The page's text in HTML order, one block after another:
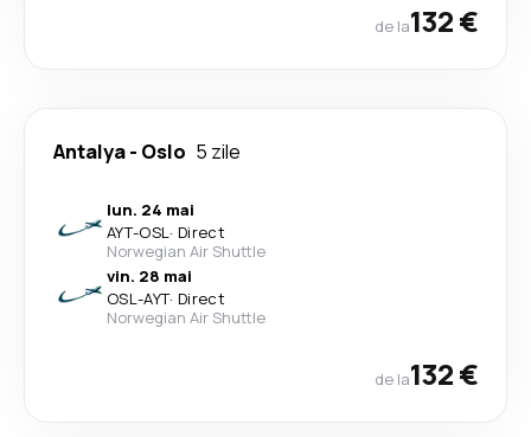
de la132 €
Antalya- Oslo 5 zile
lun. 24 mai
AYT-OSL· Direct
Norwegian Air Shuttle
vin. 28 mai
OSL-AYT· Direct
Norwegian Air Shuttle
de la132 €